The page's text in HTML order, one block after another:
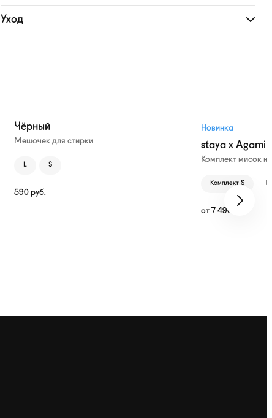
Развернуть
Уход
Развернуть
Чёрный
Мешочек для стирки
L S
590 руб.
Новинка
staya x Agami
Комплект мисок
Комплект S
от 7 490 руб.